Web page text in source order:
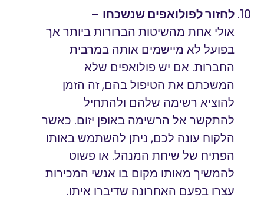
לחזור לפולואפים שנשכחו –
אולי אחת מהשיטות הברורות ביותר אך
בפועל לא מיישמים אותה במרבית
החברות. אם יש פולואפים שלא
המשכתם את הטיפול בהם, זה הזמן
להוציא רשימה שלהם ולהתחיל
להתקשר אל הרשימה באופן יזום. כאשר
הלקוח עונה לכם, ניתן להשתמש באותו
הפתיח של שיחת המנהל. או פשוט
להמשיך מאותו מקום בו אנשי המכירות
עצרו בפעם האחרונה שדיברו איתו.